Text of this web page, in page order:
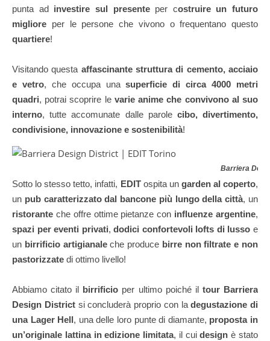
punta ad investire sul presenteper costruire un futuro
migliore per le persone che vivono o frequentano questo
quartiere!
Visitando questa affascinante struttura di cemento, acciaio
e vetro, che occupa unasuperficie di circa 4000 metri
quadri, potrai scoprire le varie anime che convivono al suo
interno, tutte accomunate dalle parole cibo, divertimento,
condivisione, innovazione e sostenibilità!
Barriera
Sotto lo stesso tetto, infatti, EDITospita un garden al coperto,
un pub caratterizzato dal bancone più lungo della città, un
ristorante che offre ottime pietanze con influenze argentine,
spazi per eventi privati,dodici confortevoli lofts di lussoe
un birrificio artigianaleche produce birre non filtrate e non
pastorizzate di ottimo livello!
Abbiamo citato il birrificio per ultimo poiché il tour Barriera
Design Districtsi concluderà proprio con ladegustazione di
una Lager Hell, una delle loro punte di diamante, proposta in
un’originale lattina in edizione limitata, il cuidesign è stato